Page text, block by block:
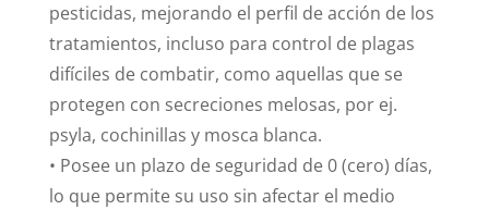
pesticidas, mejorando el perfil de acción de los
tratamientos, incluso para control de plagas
difíciles de combatir, como aquellas que se
protegen con secreciones melosas, por ej.
psyla, cochinillas y mosca blanca.
• Posee un plazo de seguridad de 0 (cero) días,
lo que permite su uso sin afectar el medio